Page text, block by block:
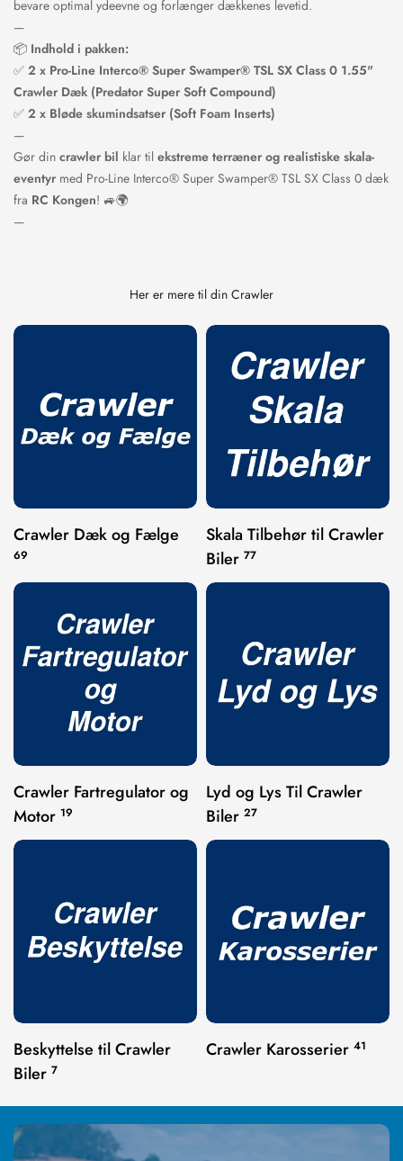
bevare optimal ydeevne og forlænger dækkenes levetid.
—
📦 Indhold i pakken:
✅ 2 x Pro-Line Interco® Super Swamper® TSL SX Class 0 1.55"
Crawler Dæk (Predator Super Soft Compound)
✅ 2 x Bløde skumindsatser (Soft Foam Inserts)
—
Gør din crawler bil klar til ekstreme terræner og realistiske skala-
eventyr med Pro-Line Interco® Super Swamper® TSL SX Class 0 dæk
fra RC Kongen! 🚙🌍
—
Her er mere til din Crawler
Crawler Dæk og Fælge
69
Skala Tilbehør til Crawler
Biler 77
Crawler Fartregulator og
Motor 19
Lyd og Lys Til Crawler
Biler 27
Beskyttelse til Crawler
Biler 7
Crawler Karosserier 41
Confirm your age
Are you 18 years old or older?